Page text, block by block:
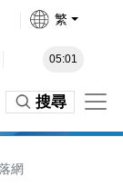
繁
05:01
搜尋
網